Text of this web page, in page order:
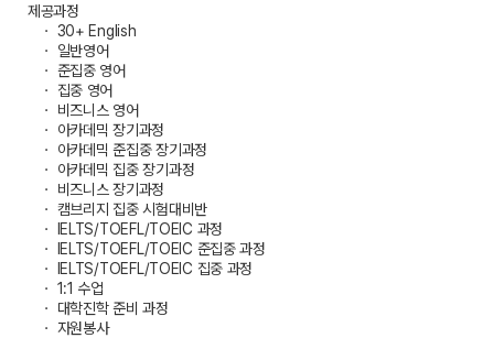
제공과정
ㆍ 30+ English
ㆍ 일반영어
ㆍ 준집중 영어
ㆍ 집중 영어
ㆍ 비즈니스 영어
ㆍ 아카데믹 장기과정
ㆍ 아카데믹 준집중 장기과정
ㆍ 아카데믹 집중 장기과정
ㆍ 비즈니스 장기과정
ㆍ 캠브리지 집중 시험대비반
ㆍ IELTS/TOEFL/TOEIC 과정
ㆍ IELTS/TOEFL/TOEIC 준집중 과정
ㆍ IELTS/TOEFL/TOEIC 집중 과정
ㆍ 1:1 수업
ㆍ 대학진학 준비 과정
ㆍ 자원봉사